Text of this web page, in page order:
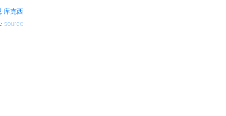
库克西
source